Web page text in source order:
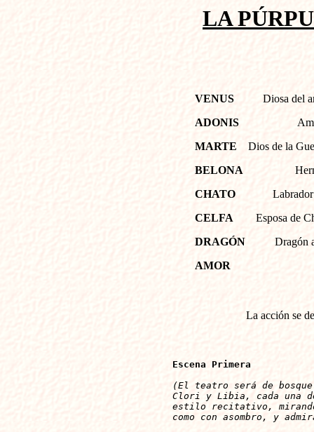
LA
VENUS
ADONIS
MARTE
BELONA
CHATO
CELFA
DRAGÓN
AMOR
Diosa del
Dios de la
Esposa de
Dragón
La acción se
Escena Primera
(El teatro será de
Clori y Libia, cada una
estilo recitativo,
como con asombro, y